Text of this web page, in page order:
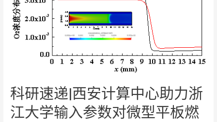
科研速递|西安计算中心助力浙
江大学输入参数对微型平板燃